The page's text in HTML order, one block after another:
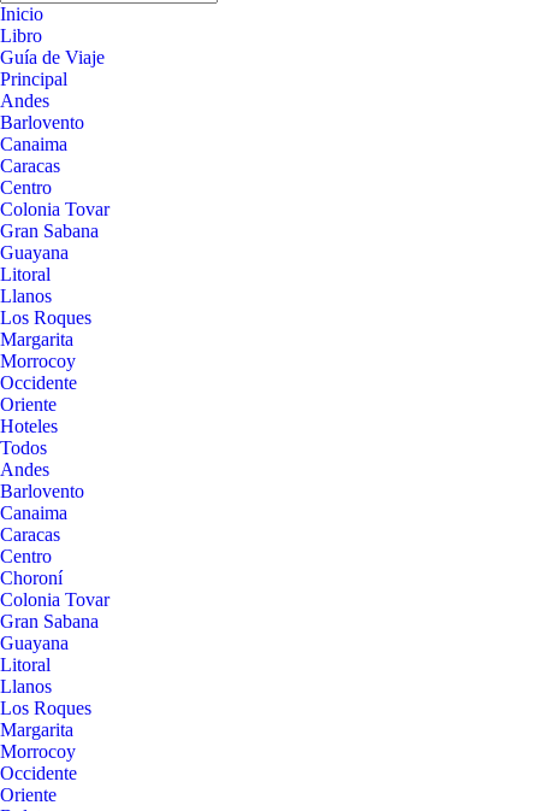
Inicio
Libro
Guía de Viaje
Principal
Andes
Barlovento
Canaima
Caracas
Centro
Colonia Tovar
Gran Sabana
Guayana
Litoral
Llanos
Los Roques
Margarita
Morrocoy
Occidente
Oriente
Hoteles
Todos
Andes
Barlovento
Canaima
Caracas
Centro
Choroní
Colonia Tovar
Gran Sabana
Guayana
Litoral
Llanos
Los Roques
Margarita
Morrocoy
Occidente
Oriente